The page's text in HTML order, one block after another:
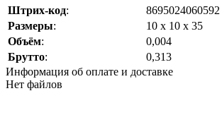
Штрих-код:
8695024060592
Размеры:
10 х 10 х 35
Объём:
0,004
Брутто:
0,313
Информация об оплате и доставке
Нет файлов